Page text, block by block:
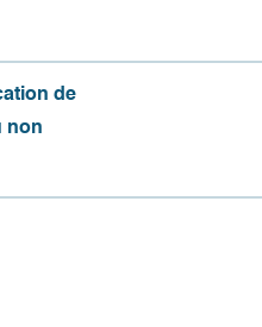
de
non